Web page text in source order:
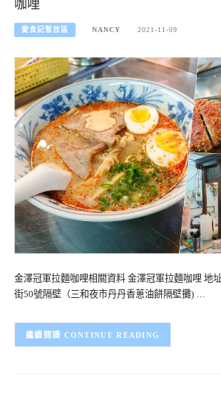
咖哩
愛食記暫放區 NANCY 2021-11-09
金澤冠軍拉麵咖哩相關資料 金澤冠軍拉麵咖哩 地
街50號隔壁（三和夜市丹丹香蔥油餅隔壁攤) …
CONTINUE READING